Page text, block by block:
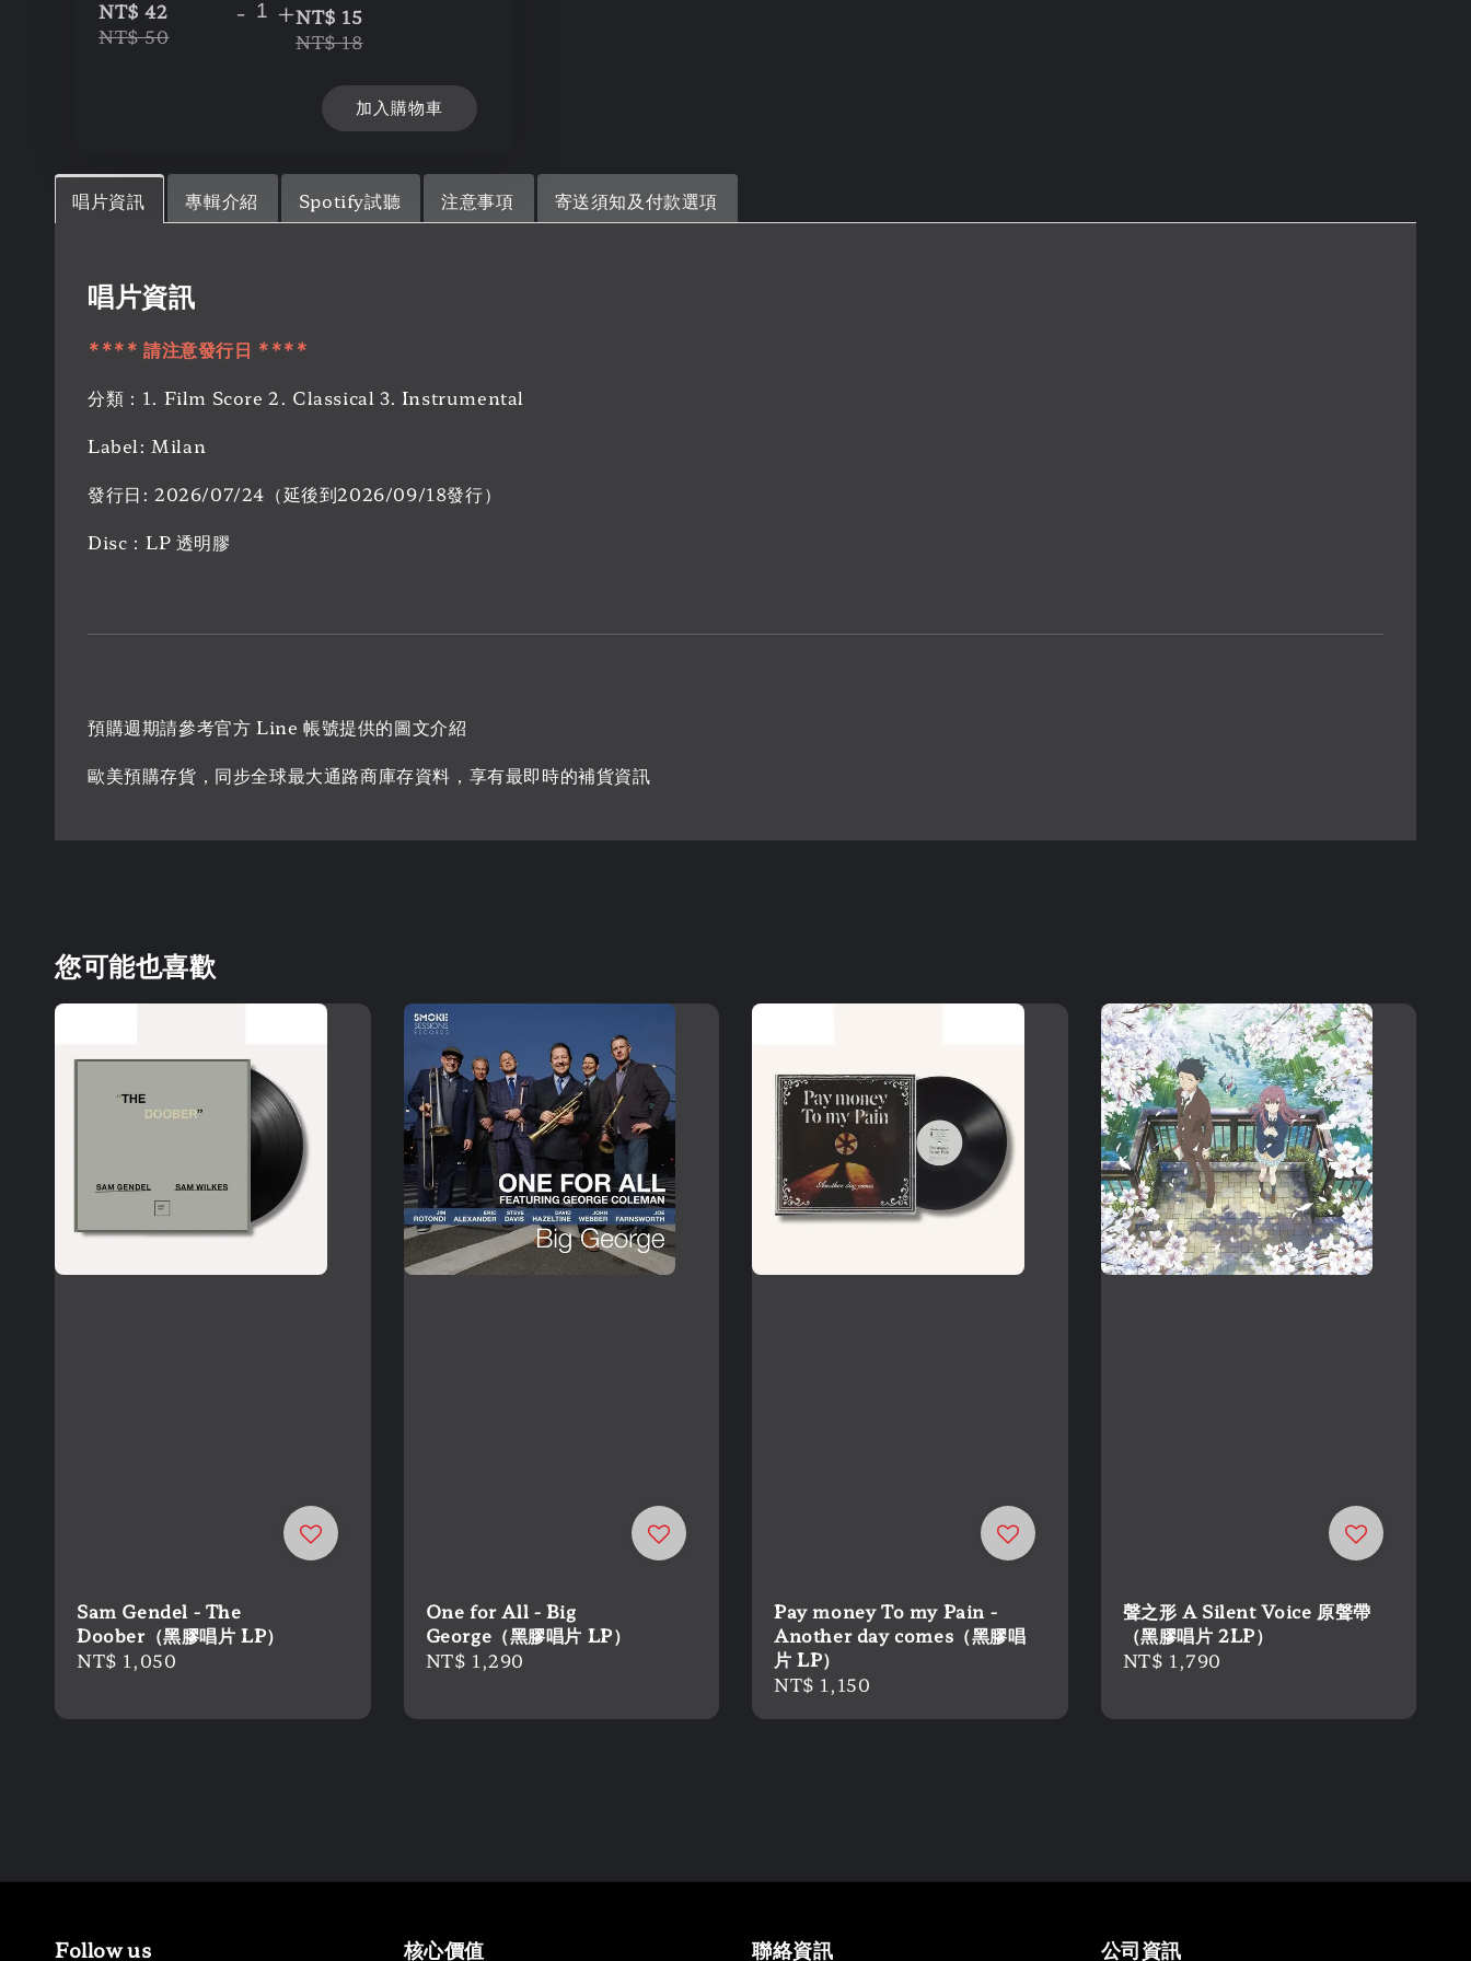
NT$ 42
NT$ 50
- +NT$ 15
NT$ 18
加入購物車
唱片資訊 專輯介紹 Spotify試聽 注意事項 寄送須知及付款選項
唱片資訊
**** 請注意發行日 ****
分類：1. Film Score 2. Classical 3. Instrumental
Label: Milan
發行日: 2026/07/24（延後到2026/09/18發行）
Disc：LP 透明膠
預購週期請參考官方 Line 帳號提供的圖文介紹
歐美預購存貨，同步全球最大通路商庫存資料，享有最即時的補貨資訊
您可能也喜歡
Sam Gendel - The
Doober（黑膠唱片 LP）
Regular
NT$ 1,050
One for All - Big
George（黑膠唱片 LP）
Regular
NT$ 1,290
Pay money To my Pain -
Another day comes（黑膠唱
片 LP）
Regular
NT$ 1,150
聲之形 A Silent Voice 原聲帶
（黑膠唱片 2LP）
Regular
NT$ 1,790
Follow us 核心價值 聯絡資訊 公司資訊